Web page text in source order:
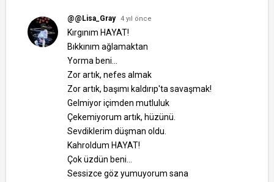
@@Lisa_Gray 4 yıl önce
Kırgınım HAYAT!
Bıkkınım ağlamaktan
Yorma beni...
Zor artık, nefes almak
Zor artık, başımı kaldırıp'ta savaşmak!
Gelmiyor içimden mutluluk
Çekemiyorum artık, hüzünü.
Sevdiklerim düşman oldu.
Kahroldum HAYAT!
Çok üzdün beni...
Sessizce göz yumuyorum sana